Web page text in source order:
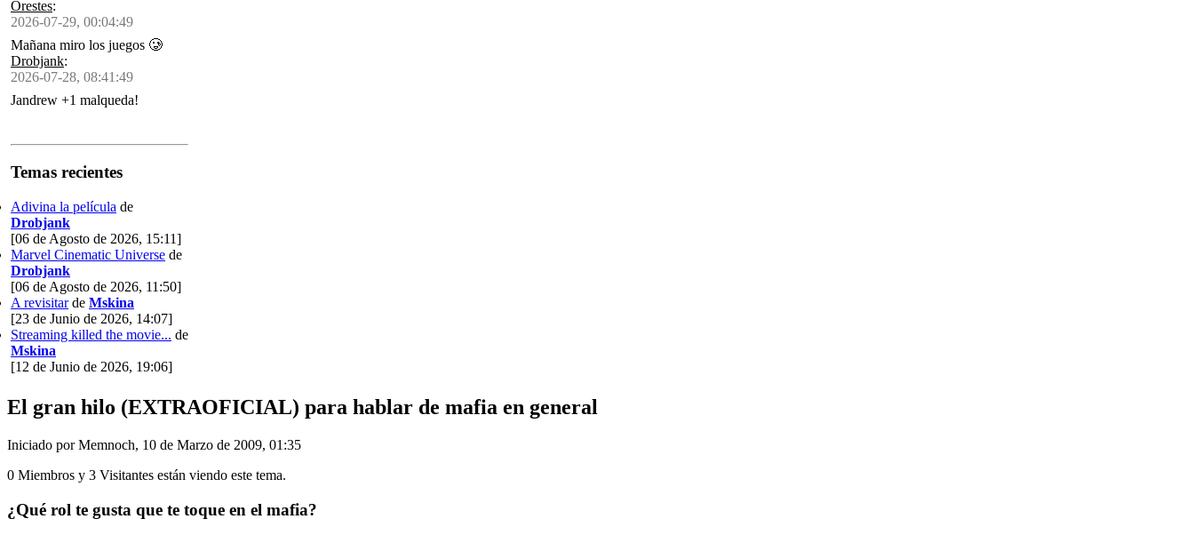
Orestes:
2026-07-29, 00:04:49
Mañana miro los juegos 🥲
Drobjank:
2026-07-28, 08:41:49
Jandrew +1 malqueda!
Temas recientes
Adivina la película de
Drobjank
[06 de Agosto de 2026, 15:11]
Marvel Cinematic Universe de
Drobjank
[06 de Agosto de 2026, 11:50]
A revisitarde Mskina
[23 de Junio de 2026, 14:07]
Streaming killed the movie... de
Mskina
[12 de Junio de 2026, 19:06]
El gran hilo (EXTRAOFICIAL) para hablar de mafia en general
Iniciado por Memnoch, 10 de Marzo de 2009, 01:35
0 Miembros y 3 Visitantes están viendo este tema.
¿Qué rol te gusta que te toque en el mafia?